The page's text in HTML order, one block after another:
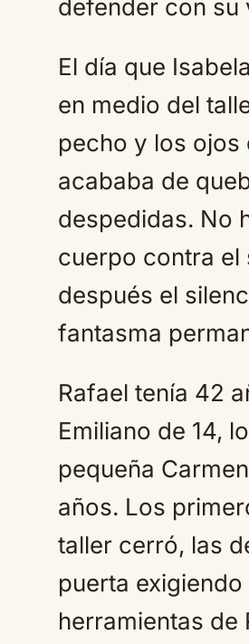
defender con su
El día que
en medio del
pecho y los ojos
acababa de
despedidas. No
cuerpo contra el
después el
fantasma
Rafael tenía 42
Emiliano de 14,
pequeña
años. Los
taller cerró, las
puerta
herramientas de